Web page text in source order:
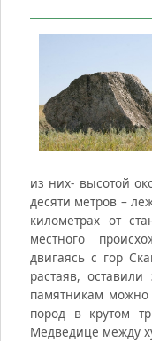
из них- высотой
десяти метров –
километрах от
местного
двигаясь с гор
растаяв,
памятникам
пород в крутом
Медведице между